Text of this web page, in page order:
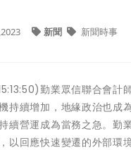
新聞 新聞時事
勤業眾信聯合會
持續增加，地緣政治也成
續營運成為當務之急。
以回應快速變遷的外部環